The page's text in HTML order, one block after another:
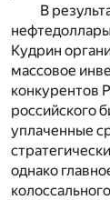
В
Кудрин
массовое
конкурентов
российского
уплаченные
однако